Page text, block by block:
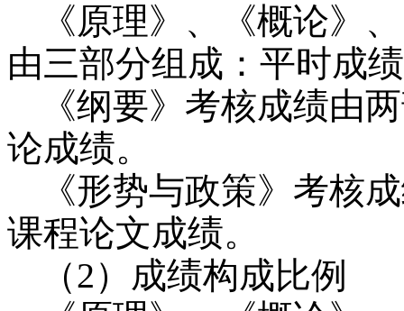
《原理》、《概论》
由三部分组成：平时成
《纲要》考核成绩由
论成绩。
《形势与政策》考核
课程论文成绩。
（2）成绩构成比例